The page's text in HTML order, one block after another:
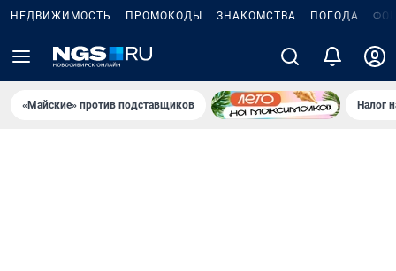
НЕДВИЖИМОСТЬ ПРОМОКОДЫ ЗНАКОМСТВА ПОГОДА
«Майские» против подставщиков Налог